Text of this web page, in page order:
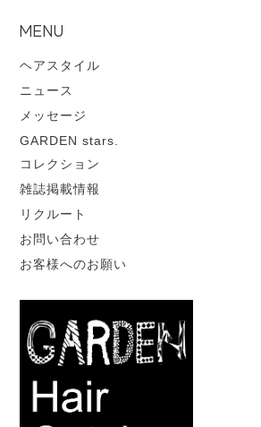
MENU
ヘアスタイル
ニュース
メッセージ
GARDEN stars.
コレクション
雑誌掲載情報
リクルート
お問い合わせ
お客様へのお願い